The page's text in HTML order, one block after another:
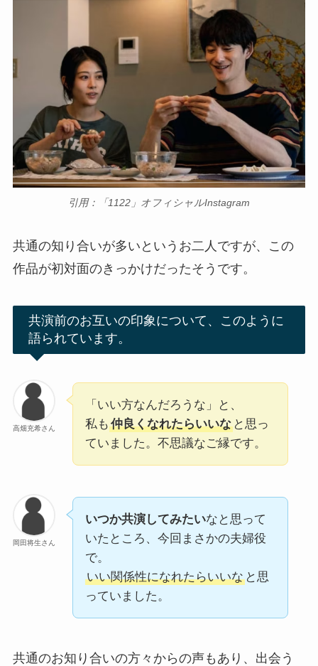
引用：「1122」オフィシャルInstagram
共通の知り合いが多いというお二人ですが、この
作品が初対面のきっかけだったそうです。
共演前のお互いの印象について、このように
語られています。
高畑充希さん
「いい方なんだろうな」と、
私も 仲良くなれたらいいなと思っ
ていました。不思議なご縁です。
岡田将生さん
いつか共演してみたいなと思って
いたところ、今回まさかの夫婦役
で。
いい関係性になれたらいいなと思
っていました。
共通のお知り合いの方々からの声もあり、出会う